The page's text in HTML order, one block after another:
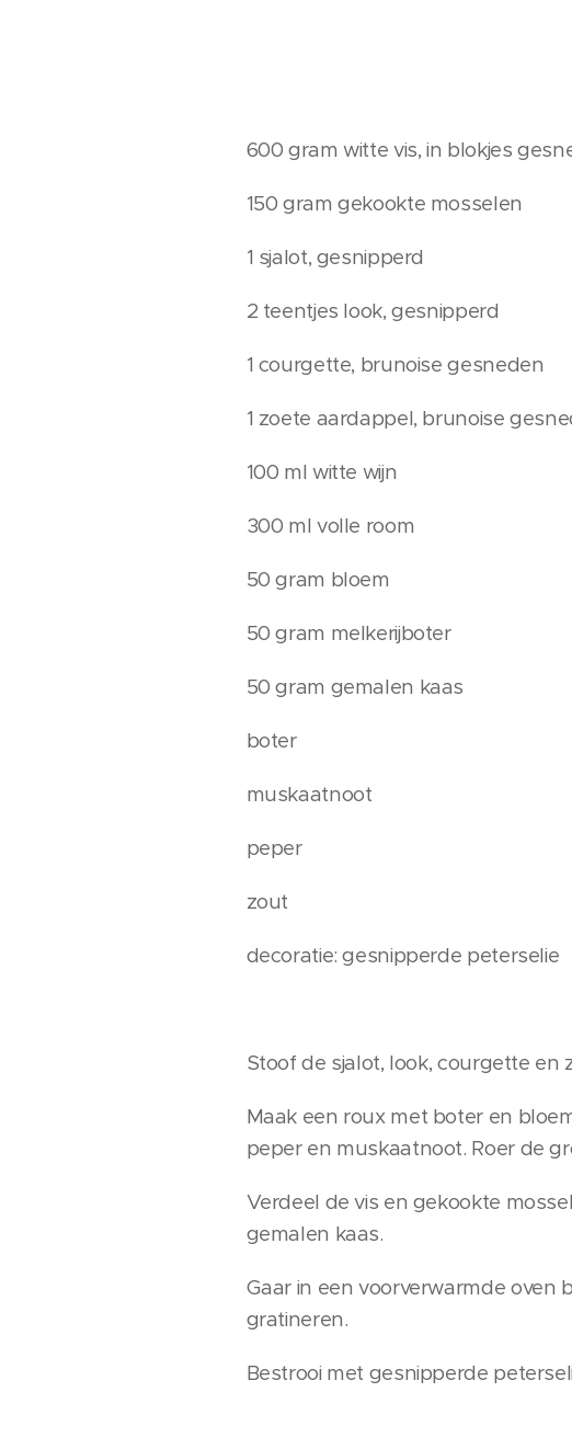
600 gram witte vis, in blokjes
150 gram gekookte mosselen
1 sjalot, gesnipperd
2 teentjes look, gesnipperd
1 courgette, brunoise gesneden
1 zoete aardappel, brunoise
100 ml witte wijn
300 ml volle room
50 gram bloem
50 gram melkerijboter
50 gram gemalen kaas
boter
muskaatnoot
peper
zout
decoratie: gesnipperde peterselie
Stoof de sjalot, look, courgette
Maak een roux met boter en
peper en muskaatnoot. Roer de
Verdeel de vis en gekookte
gemalen kaas.
Gaar in een voorverwarmde oven
gratineren.
Bestrooi met gesnipperde